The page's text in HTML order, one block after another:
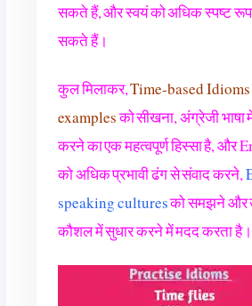
सकते हैं, और स्वयं को अधिक स्पष्ट
सकते हैं।
कुल मिलाकर,Time-based
examplesको सीखना, अंग्रेजी भाषा
करने का एक महत्वपूर्ण हिस्सा है, और
को अधिक प्रभावी ढंग से संवाद करने,
speaking culturesको समझने और
कौशल में सुधार करने में मदद करता है।